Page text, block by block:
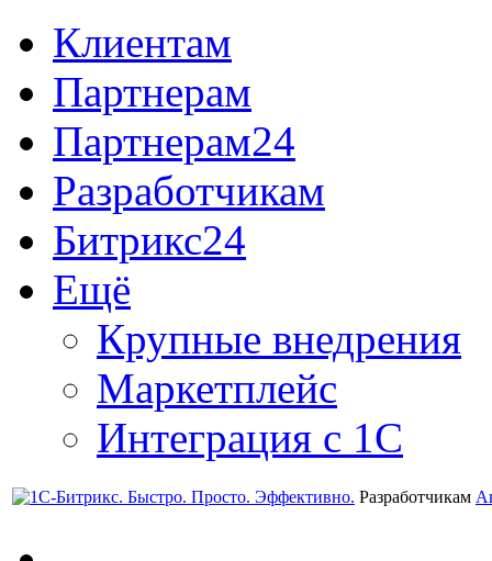
Клиентам
Партнерам
Партнерам24
Разработчикам
Битрикс24
Ещё
Крупные внедрения
Маркетплейс
Интеграция с 1С
Разработчикам